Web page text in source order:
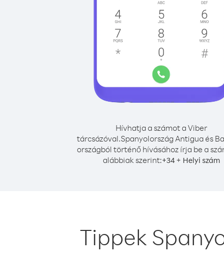
Hívhatja a számot a Viber
tárcsázóval.Spanyolország Antigua és
országból történő hívásához írja be a
alábbiak szerint:+34 + Helyi szám
Tippek